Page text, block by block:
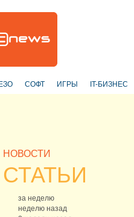
СОФТ ИГРЫ IT-БИЗНЕС
НОВОСТИ
СТАТЬИ
за неделю
неделю назад